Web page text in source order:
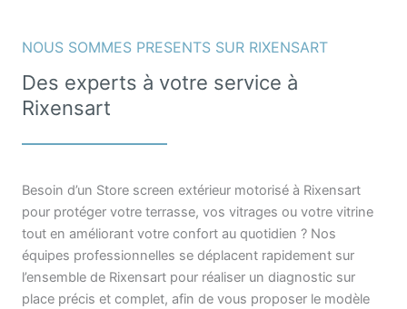
NOUS SOMMES PRESENTS SUR RIXENSART
Des experts à votre service à
Rixensart
Besoin d’un Store screen extérieur motorisé à Rixensart
pour protéger votre terrasse, vos vitrages ou votre vitrine
tout en améliorant votre confort au quotidien ? Nos
équipes professionnelles se déplacent rapidement sur
l’ensemble de Rixensart pour réaliser un diagnostic sur
place précis et complet, afin de vous proposer le modèle